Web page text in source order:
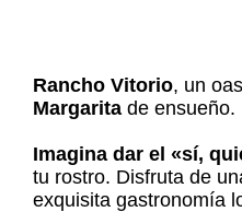
Rancho Vitorio, un
Margarita de ensueño.
Imagina dar el «sí,
tu rostro. Disfruta de
exquisita gastronomía